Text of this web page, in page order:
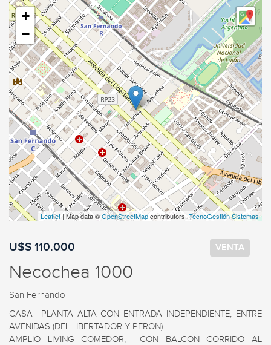
+
−
Leaflet | Map data ©OpenStreetMapcontributors,TecnoGestión Sistemas
U$S 110.000 VENTA
Necochea 1000
San Fernando
CASA  PLANTA ALTA CON ENTRADA INDEPENDIENTE, ENTRE
AVENIDAS (DEL LIBERTADOR Y PERON)
AMPLIO LIVING COMEDOR,  CON BALCON CORRIDO AL